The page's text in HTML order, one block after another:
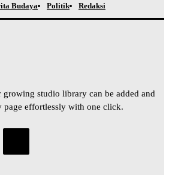
Budaya
Politik Redaksi
growing studio library can be added and
effortlessly with one click.